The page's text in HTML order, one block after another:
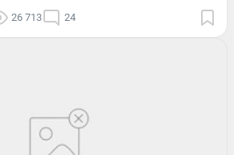
26 713 24